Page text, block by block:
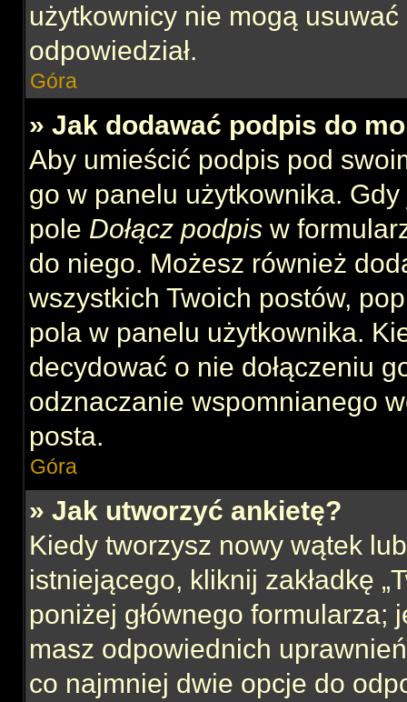
użytkownicy nie mogą
odpowiedział.
Góra
» Jak dodawać podpis do
Aby umieścić podpis pod
go w panelu użytkownika.
pole Dołącz podpis w
do niego. Możesz również
wszystkich Twoich postów,
pola w panelu użytkownika.
decydować o nie dołączeniu
odznaczanie wspomnianego
posta.
Góra
» Jak utworzyć ankietę?
Kiedy tworzysz nowy wątek
istniejącego, kliknij zakładkę
poniżej głównego formularza;
masz odpowiednich
co najmniej dwie opcje do